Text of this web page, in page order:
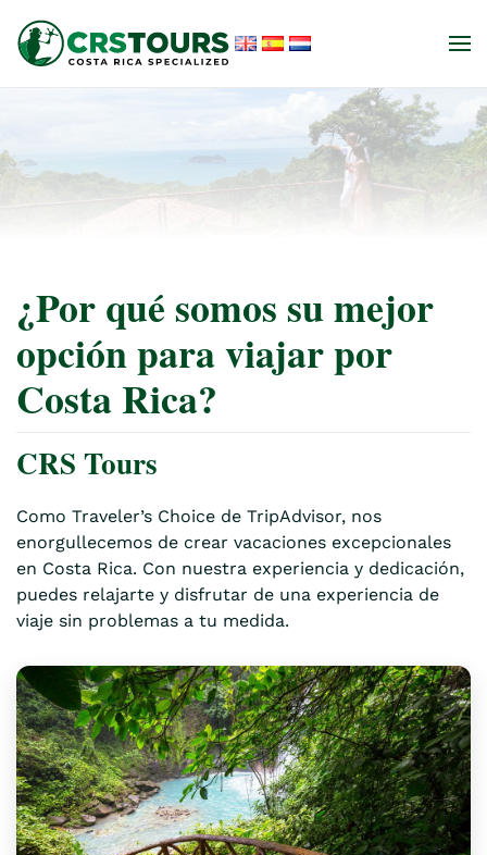
Ir al contenido principal
¿Por qué somos su mejor
opción para viajar por
Costa Rica?
CRS Tours
Como Traveler’s Choice de TripAdvisor, nos
enorgullecemos de crear vacaciones excepcionales
en Costa Rica. Con nuestra experiencia y dedicación,
puedes relajarte y disfrutar de una experiencia de
viaje sin problemas a tu medida.